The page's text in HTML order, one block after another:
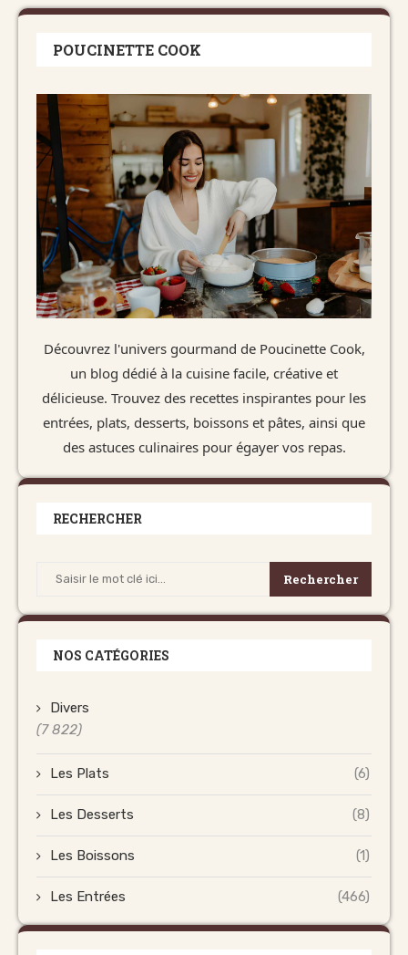
POUCINETTE COOK
Découvrez l'univers gourmand de Poucinette Cook,
un blog dédié à la cuisine facile, créative et
délicieuse. Trouvez des recettes inspirantes pour les
entrées, plats, desserts, boissons et pâtes, ainsi que
des astuces culinaires pour égayer vos repas.
RECHERCHER
Rechercher
NOS CATÉGORIES
Divers
(7 822)
Les Plats (6)
Les Desserts (8)
Les Boissons (1)
Les Entrées (466)